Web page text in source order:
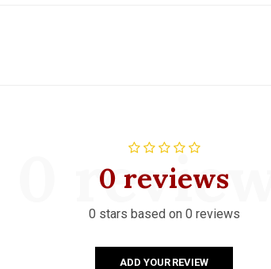
0 reviews
0 reviews
0 stars based on 0 reviews
ADD YOUR REVIEW